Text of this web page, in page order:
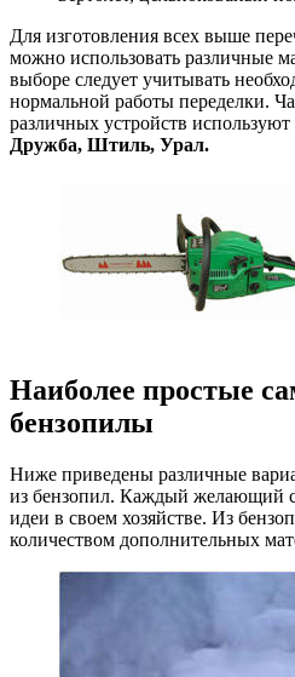
Для изготовления всех выше
можно использовать различные
выборе следует учитывать
нормальной работы переделки.
различных устройств
Дружба, Штиль, Урал.
Наиболее простые
бензопилы
Ниже приведены различные
из бензопил. Каждый желающий
идеи в своем хозяйстве. Из
количеством дополнительных